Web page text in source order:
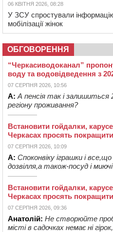
06 КВІТНЯ 2026, 08:28
У ЗСУ спростували
мобілізації жінок
ОБГОВОРЕННЯ
“Черкасиводоканал”
воду та водовідведення з
07 СЕРПНЯ 2026, 10:56
А: А пенсія так і залишиться
регіону проживання?
Встановити гойдалки,
Черкасах просять
07 СЕРПНЯ 2026, 10:09
А: Споконвіку іграшки і
дозвілля,а також-посуд і
Встановити гойдалки,
Черкасах просять
07 СЕРПНЯ 2026, 09:36
Анатолій: Не створюйте
місті в садочках немає ні